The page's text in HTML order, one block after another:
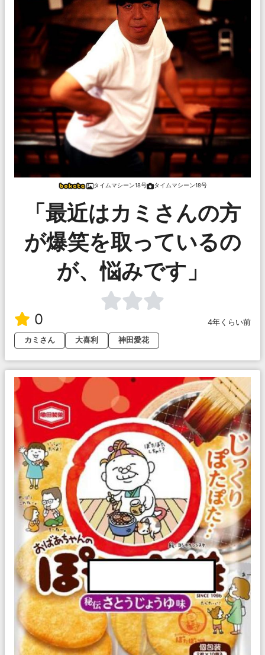
タイムマシーン18号 タイムマシーン18号
「最近はカミさんの方
が爆笑を取っているの
が、悩みです」
0
4年くらい前
カミさん
大喜利 神田愛花